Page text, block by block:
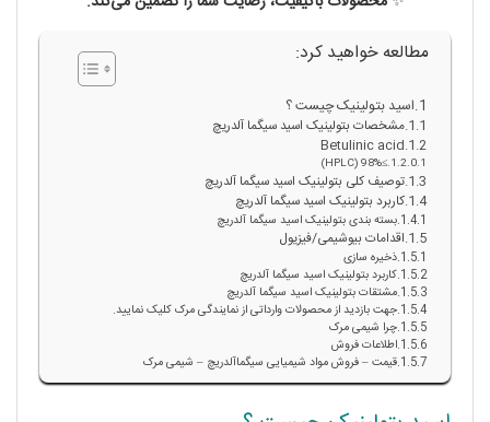
مطالعه خواهید کرد:
اسید بتولینیک چیست ؟
مشخصات بتولینیک اسید سیگما آلدریچ
Betulinic acid
≥98% (HPLC)
توصیف کلی بتولینیک اسید سیگما آلدریچ
کاربرد بتولینیک اسید سیگما آلدریچ
بسته بندی بتولینیک اسید سیگما آلدریچ
اقدامات بیوشیمی/فیزیول
ذخیره سازی
کاربرد بتولینیک اسید سیگما آلدریچ
مشتقات بتولینیک اسید سیگما آلدریچ
جهت بازدید از محصولات وارداتی از نمایندگی مرک کلیک نمایید.
چرا شیمی مرک
اطلاعات فروش
قیمت – فروش مواد شیمیایی سیگماآلدریچ – شیمی مرک